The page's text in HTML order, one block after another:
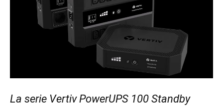
La serie Vertiv PowerUPS 100 Standby